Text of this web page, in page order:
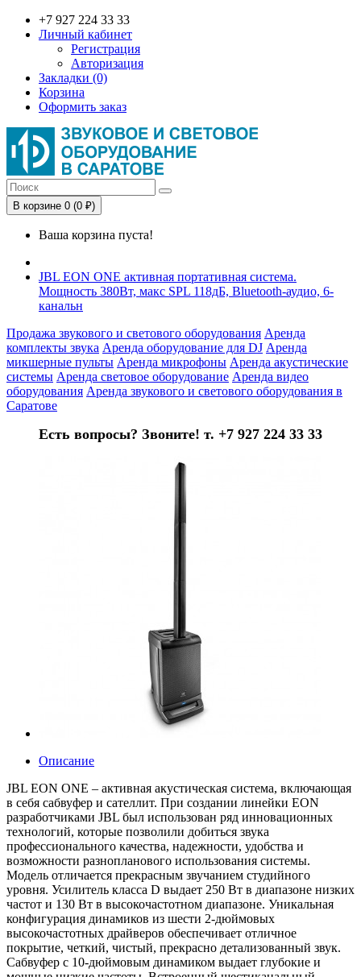
+7 927 224 33 33
Личный кабинет
Регистрация
Авторизация
Закладки (0)
Корзина
Оформить заказ
В корзине 0 (0 ₽)
Ваша корзина пуста!
JBL EON ONE активная портативная система.
Мощность 380Вт, макс SPL 118дБ, Bluetooth-аудио, 6-
канальн
Продажа звукового и светового оборудования Аренда
комплекты звука Аренда оборудование для DJ Аренда
микшерные пульты Аренда микрофоны Аренда акустические
системы Аренда световое оборудование Аренда видео
оборудования Аренда звукового и светового оборудования в
Саратове
Есть вопросы? Звоните! т. +7 927 224 33 33
Описание
JBL EON ONE – активная акустическая система, включающая
в себя сабвуфер и сателлит. При создании линейки EON
разработчиками JBL был использован ряд инновационных
технологий, которые позволили добиться звука
профессионального качества, надежности, удобства и
возможности разнопланового использования системы.
Модель отличается прекрасным звучанием студийного
уровня. Усилитель класса D выдает 250 Вт в диапазоне низких
частот и 130 Вт в высокочастотном диапазоне. Уникальная
конфигурация динамиков из шести 2-дюймовых
высокочастотных драйверов обеспечивает отличное
покрытие, четкий, чистый, прекрасно детализованный звук.
Сабвуфер с 10-дюймовым динамиком выдает глубокие и